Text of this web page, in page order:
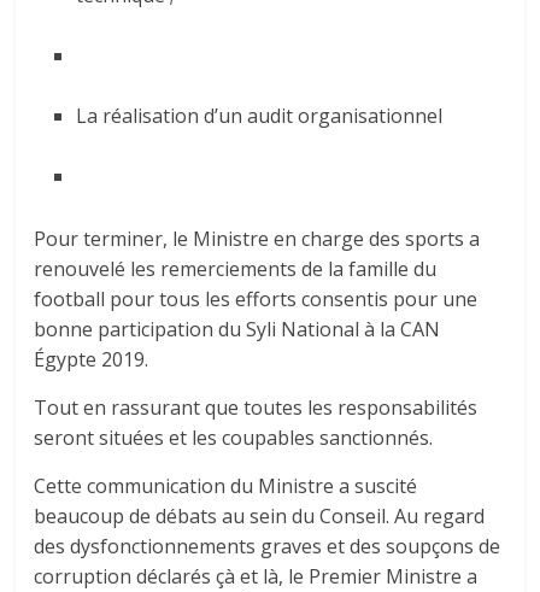
La réalisation d’un audit organisationnel
Pour terminer, le Ministre en charge des sports a
renouvelé les remerciements de la famille du
football pour tous les efforts consentis pour une
bonne participation du Syli National à la CAN
Égypte 2019.
Tout en rassurant que toutes les responsabilités
seront situées et les coupables sanctionnés.
Cette communication du Ministre a suscité
beaucoup de débats au sein du Conseil. Au regard
des dysfonctionnements graves et des soupçons de
corruption déclarés çà et là, le Premier Ministre a